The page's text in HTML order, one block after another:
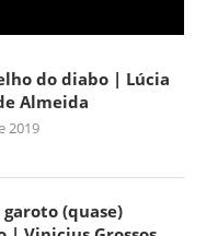
do diabo | Lúcia
Almeida
2019
garoto (quase)